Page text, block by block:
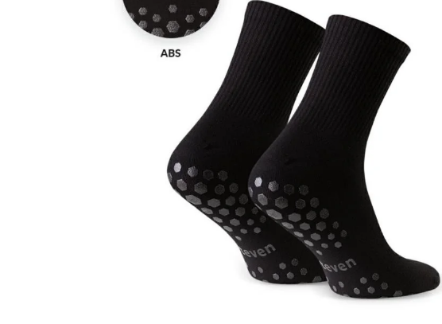
Sportowe
Antypoślizgowe
Ciepłe
Antypoślizgowe
RAJSTOPY GETRY
Jednokolorowe
Wzorowane
Ciepłe
Rozmiar XL
OPAKOWANIA